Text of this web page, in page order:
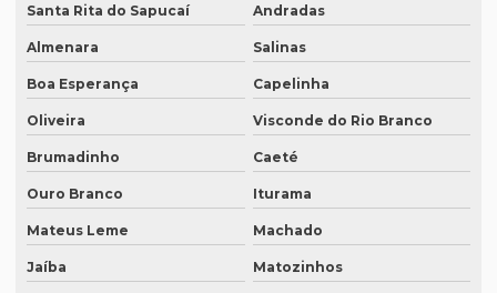
Empresa tradutora juramentada em brasília
Empresa tradutora juramentada em recife
Empresa de tradutores juramentados
Empresa de tradutores juramentados em brasília
Empresa de tradutores juramentados em fortaleza
Empresa de transcrição de audio
Santa Rita do Sapucaí Andradas
Almenara Salinas
Boa Esperança Capelinha
Oliveira Visconde do Rio Branco
Brumadinho Caeté
Ouro Branco Iturama
Mateus Leme Machado
Jaíba Matozinhos